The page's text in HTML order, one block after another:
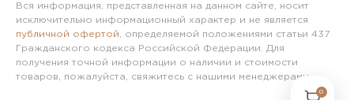
Вся информация, представленная на данном сайте, носит
исключительно информационный характер и не является
публичной офертой , определяемой положениями статьи 437
Гражданского кодекса Российской Федерации. Для
получения точной информации о наличии и стоимости
товаров, пожалуйста, свяжитесь с нашими менеджерами.
0